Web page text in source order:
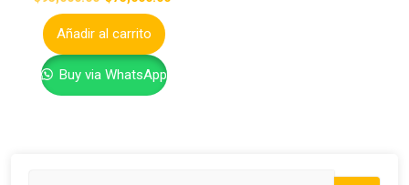
Añadir al carrito
Buy via WhatsApp